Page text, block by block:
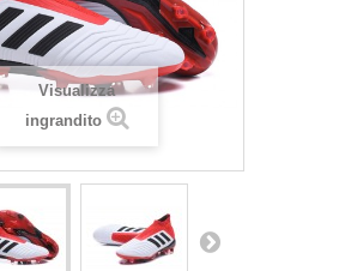
Visualizza
ingrandito